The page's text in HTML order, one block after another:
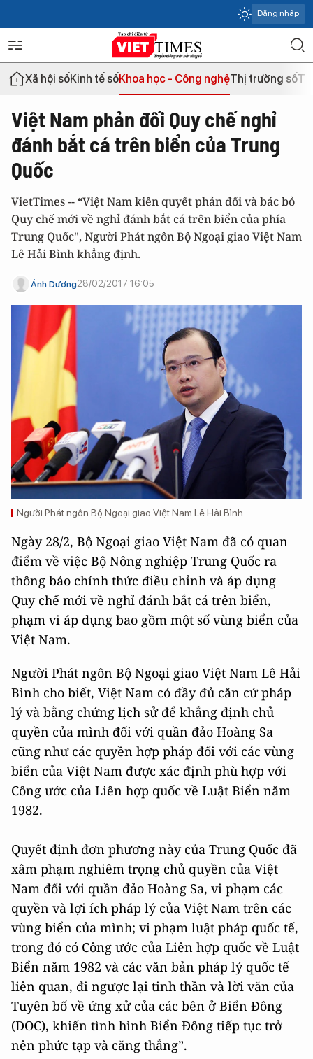
Đăng nhập
Xã hội sốKinh tế sốKhoa học - Công nghệThị trường số
Việt Nam phản đối Quy chế nghỉ
đánh bắt cá trên biển của Trung
Quốc
VietTimes -- “Việt Nam kiên quyết phản đối và bác bỏ
Quy chế mới về nghỉ đánh bắt cá trên biển của phía
Trung Quốc", Người Phát ngôn Bộ Ngoại giao Việt Nam
Lê Hải Bình khẳng định.
Ánh Dương28/02/2017 16:05
Người Phát ngôn Bộ Ngoại giao Việt Nam Lê Hải Bình
Ngày 28/2, Bộ Ngoại giao Việt Nam đã có quan
điểm về việc Bộ Nông nghiệp Trung Quốc ra
thông báo chính thức điều chỉnh và áp dụng
Quy chế mới về nghỉ đánh bắt cá trên biển,
phạm vi áp dụng bao gồm một số vùng biển của
Việt Nam.
Người Phát ngôn Bộ Ngoại giao Việt Nam Lê Hải
Bình cho biết, Việt Nam có đầy đủ căn cứ pháp
lý và bằng chứng lịch sử để khẳng định chủ
quyền của mình đối với quần đảo Hoàng Sa
cũng như các quyền hợp pháp đối với các vùng
biển của Việt Nam được xác định phù hợp với
Công ước của Liên hợp quốc về Luật Biển năm
1982.
Quyết định đơn phương này của Trung Quốc đã
xâm phạm nghiêm trọng chủ quyền của Việt
Nam đối với quần đảo Hoàng Sa, vi phạm các
quyền và lợi ích pháp lý của Việt Nam trên các
vùng biển của mình; vi phạm luật pháp quốc tế,
trong đó có Công ước của Liên hợp quốc về Luật
Biển năm 1982 và các văn bản pháp lý quốc tế
liên quan, đi ngược lại tinh thần và lời văn của
Tuyên bố về ứng xử của các bên ở Biển Đông
(DOC), khiến tình hình Biển Đông tiếp tục trở
nên phức tạp và căng thẳng”.